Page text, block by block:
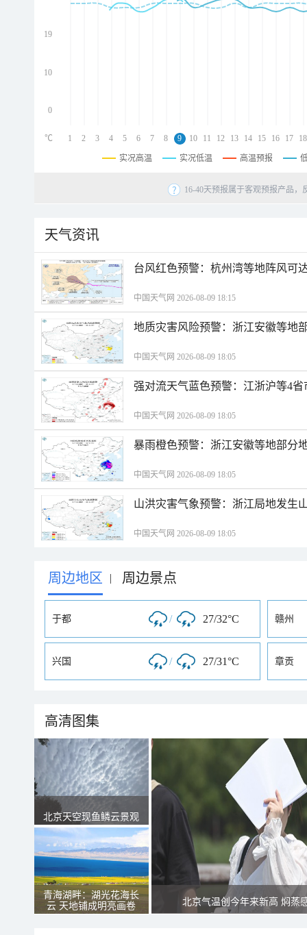
19
10
0
1 2 3 4 5 6 7 8 9 10 11 12 13 14 15 16 17 18
℃
实况高温 实况低温 高温预报
16-40天预报属于客观预报产品
天气资讯
台风红色预警：杭州湾等地阵风可
中国天气网 2026-08-09 18:15
地质灾害风险预警：浙江安徽等地
中国天气网 2026-08-09 18:05
强对流天气蓝色预警：江浙沪等4
中国天气网 2026-08-09 18:05
暴雨橙色预警：浙江安徽等地部分
中国天气网 2026-08-09 18:05
山洪灾害气象预警：浙江局地发生
中国天气网 2026-08-09 18:05
周边地区 | 周边景点
于都 / 27/32°C 赣州
兴国 / 27/31°C 章贡
高清图集
北京天空现鱼鳞云景观
青海湖畔：湖光花海长
云 天地铺成明亮画卷
北京气温创今年来新高 焖蒸